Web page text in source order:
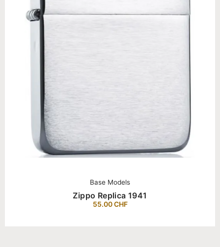
Base Models
Zippo Replica 1941
55.00CHF